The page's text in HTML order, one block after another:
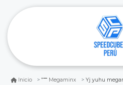
Inicio Megaminx Yj yuhu